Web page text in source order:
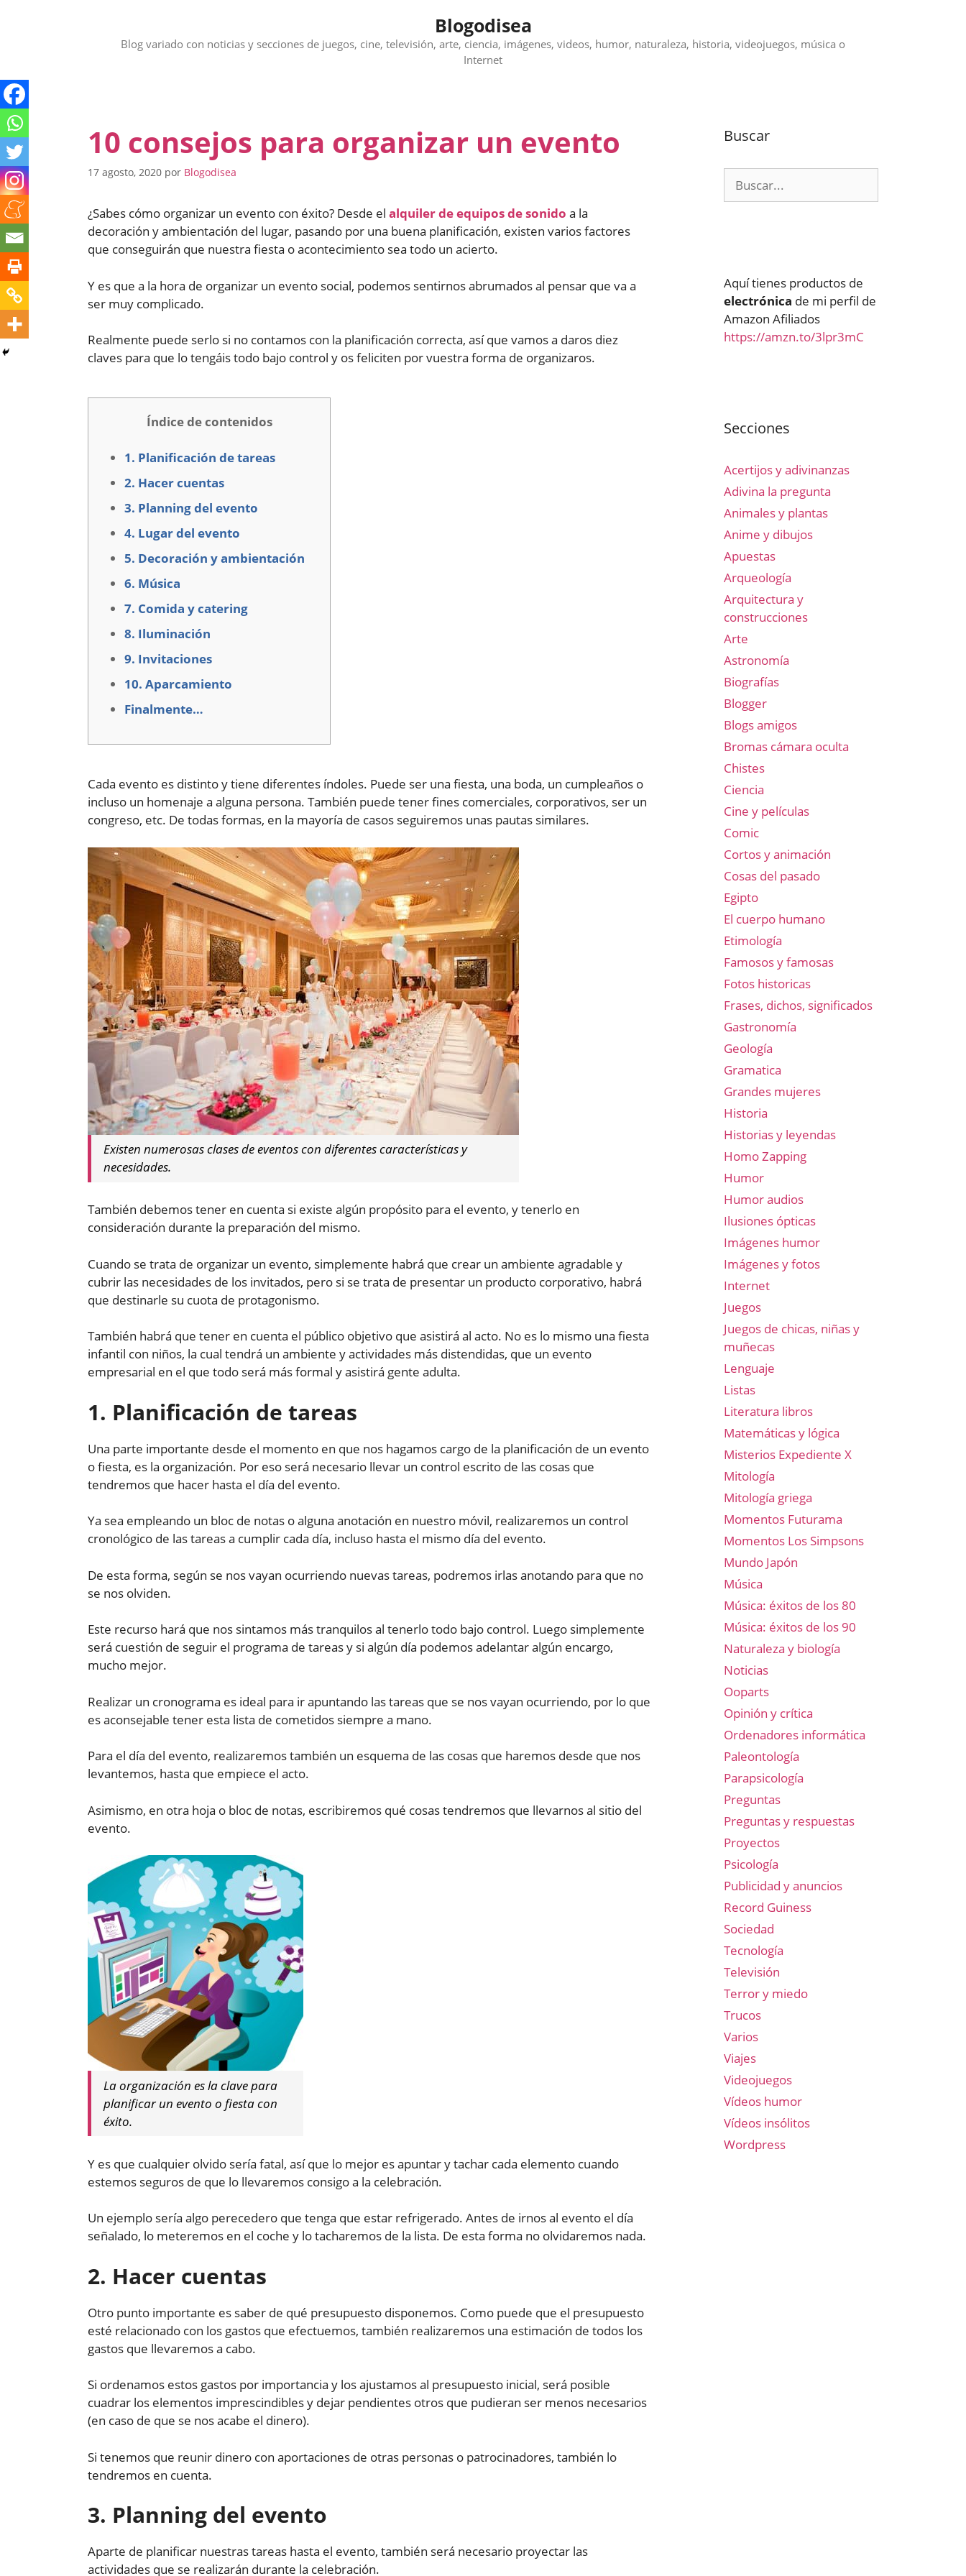
Blogodisea
Blog variado con noticias y secciones de juegos, cine, televisión, arte, ciencia, imágenes, videos, humor, naturaleza, historia, videojuegos, música o
Internet
10 consejos para organizar un evento
17 agosto, 2020 por Blogodisea
¿Sabes cómo organizar un evento con éxito? Desde el alquiler de equipos de sonido a la
decoración y ambientación del lugar, pasando por una buena planificación, existen varios factores
que conseguirán que nuestra fiesta o acontecimiento sea todo un acierto.
Y es que a la hora de organizar un evento social, podemos sentirnos abrumados al pensar que va a
ser muy complicado.
Realmente puede serlo si no contamos con la planificación correcta, así que vamos a daros diez
claves para que lo tengáis todo bajo control y os feliciten por vuestra forma de organizaros.
Índice de contenidos
1. Planificación de tareas
2. Hacer cuentas
3. Planning del evento
4. Lugar del evento
5. Decoración y ambientación
6. Música
7. Comida y catering
8. Iluminación
9. Invitaciones
10. Aparcamiento
Finalmente…
Cada evento es distinto y tiene diferentes índoles. Puede ser una fiesta, una boda, un cumpleaños o
incluso un homenaje a alguna persona. También puede tener fines comerciales, corporativos, ser un
congreso, etc. De todas formas, en la mayoría de casos seguiremos unas pautas similares.
Existen numerosas clases de eventos con diferentes características y
necesidades.
También debemos tener en cuenta si existe algún propósito para el evento, y tenerlo en
consideración durante la preparación del mismo.
Cuando se trata de organizar un evento, simplemente habrá que crear un ambiente agradable y
cubrir las necesidades de los invitados, pero si se trata de presentar un producto corporativo, habrá
que destinarle su cuota de protagonismo.
También habrá que tener en cuenta el público objetivo que asistirá al acto. No es lo mismo una fiesta
infantil con niños, la cual tendrá un ambiente y actividades más distendidas, que un evento
empresarial en el que todo será más formal y asistirá gente adulta.
1. Planificación de tareas
Una parte importante desde el momento en que nos hagamos cargo de la planificación de un evento
o fiesta, es la organización. Por eso será necesario llevar un control escrito de las cosas que
tendremos que hacer hasta el día del evento.
Ya sea empleando un bloc de notas o alguna anotación en nuestro móvil, realizaremos un control
cronológico de las tareas a cumplir cada día, incluso hasta el mismo día del evento.
De esta forma, según se nos vayan ocurriendo nuevas tareas, podremos irlas anotando para que no
se nos olviden.
Este recurso hará que nos sintamos más tranquilos al tenerlo todo bajo control. Luego simplemente
será cuestión de seguir el programa de tareas y si algún día podemos adelantar algún encargo,
mucho mejor.
Realizar un cronograma es ideal para ir apuntando las tareas que se nos vayan ocurriendo, por lo que
es aconsejable tener esta lista de cometidos siempre a mano.
Para el día del evento, realizaremos también un esquema de las cosas que haremos desde que nos
levantemos, hasta que empiece el acto.
Asimismo, en otra hoja o bloc de notas, escribiremos qué cosas tendremos que llevarnos al sitio del
evento.
La organización es la clave para
planificar un evento o fiesta con
éxito.
Y es que cualquier olvido sería fatal, así que lo mejor es apuntar y tachar cada elemento cuando
estemos seguros de que lo llevaremos consigo a la celebración.
Un ejemplo sería algo perecedero que tenga que estar refrigerado. Antes de irnos al evento el día
señalado, lo meteremos en el coche y lo tacharemos de la lista. De esta forma no olvidaremos nada.
2. Hacer cuentas
Otro punto importante es saber de qué presupuesto disponemos. Como puede que el presupuesto
esté relacionado con los gastos que efectuemos, también realizaremos una estimación de todos los
gastos que llevaremos a cabo.
Si ordenamos estos gastos por importancia y los ajustamos al presupuesto inicial, será posible
cuadrar los elementos imprescindibles y dejar pendientes otros que pudieran ser menos necesarios
(en caso de que se nos acabe el dinero).
Si tenemos que reunir dinero con aportaciones de otras personas o patrocinadores, también lo
tendremos en cuenta.
3. Planning del evento
Aparte de planificar nuestras tareas hasta el evento, también será necesario proyectar las
actividades que se realizarán durante la celebración.
Buscar
Aquí tienes productos de
electrónica de mi perfil de
Amazon Afiliados
https://amzn.to/3lpr3mC
Secciones
Acertijos y adivinanzas
Adivina la pregunta
Animales y plantas
Anime y dibujos
Apuestas
Arqueología
Arquitectura y
construcciones
Arte
Astronomía
Biografías
Blogger
Blogs amigos
Bromas cámara oculta
Chistes
Ciencia
Cine y películas
Comic
Cortos y animación
Cosas del pasado
Egipto
El cuerpo humano
Etimología
Famosos y famosas
Fotos historicas
Frases, dichos, significados
Gastronomía
Geología
Gramatica
Grandes mujeres
Historia
Historias y leyendas
Homo Zapping
Humor
Humor audios
Ilusiones ópticas
Imágenes humor
Imágenes y fotos
Internet
Juegos
Juegos de chicas, niñas y
muñecas
Lenguaje
Listas
Literatura libros
Matemáticas y lógica
Misterios Expediente X
Mitología
Mitología griega
Momentos Futurama
Momentos Los Simpsons
Mundo Japón
Música
Música: éxitos de los 80
Música: éxitos de los 90
Naturaleza y biología
Noticias
Ooparts
Opinión y crítica
Ordenadores informática
Paleontología
Parapsicología
Preguntas
Preguntas y respuestas
Proyectos
Psicología
Publicidad y anuncios
Record Guiness
Sociedad
Tecnología
Televisión
Terror y miedo
Trucos
Varios
Viajes
Videojuegos
Vídeos humor
Vídeos insólitos
Wordpress